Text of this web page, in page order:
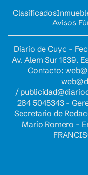
Clasificados
Avisos
Diario de Cuyo -
Av. Alem Sur 1639.
Contacto:
/
264 5045343 -
Secretario de
Mario Romero -